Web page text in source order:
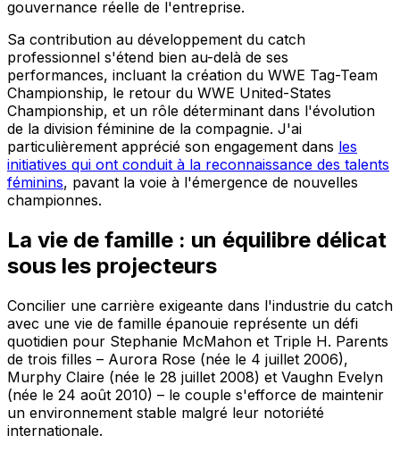
gouvernance réelle de l'entreprise.
Sa contribution au développement du catch
professionnel s'étend bien au-delà de ses
performances, incluant la création du WWE Tag-Team
Championship, le retour du WWE United-States
Championship, et un rôle déterminant dans l'évolution
de la division féminine de la compagnie. J'ai
particulièrement apprécié son engagement dans les
initiatives qui ont conduit à la reconnaissance des talents
féminins, pavant la voie à l'émergence de nouvelles
championnes.
La vie de famille : un équilibre délicat
sous les projecteurs
Concilier une carrière exigeante dans l'industrie du catch
avec une vie de famille épanouie représente un défi
quotidien pour Stephanie McMahon et Triple H. Parents
de trois filles – Aurora Rose (née le 4 juillet 2006),
Murphy Claire (née le 28 juillet 2008) et Vaughn Evelyn
(née le 24 août 2010) – le couple s'efforce de maintenir
un environnement stable malgré leur notoriété
internationale.